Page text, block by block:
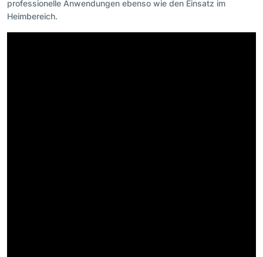
professionelle Anwendungen ebenso wie den Einsatz im
Heimbereich.